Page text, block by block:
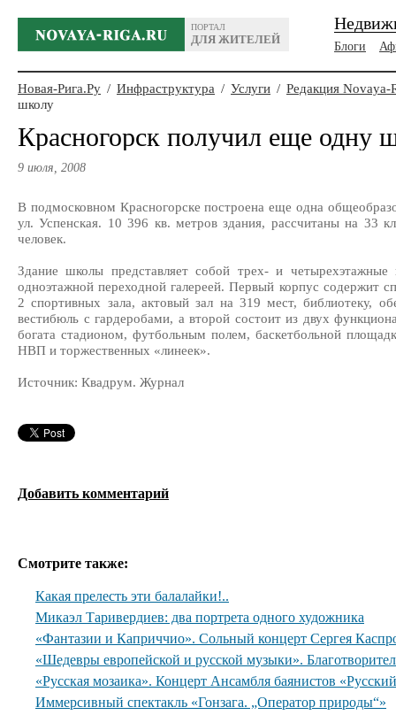
ПОРТАЛ
ДЛЯ ЖИТЕЛЕЙ
Блоги
Новая-Рига.Ру / Инфраструктура / Услуги / Редакция Novaya-
школу
Красногорск получил еще одну
9 июля, 2008
В подмосковном Красногорске построена еще одна
ул. Успенская. 10 396 кв. метров здания, рассчитаны на 33
человек.
Здание школы представляет собой трех- и четырехэтажные
одноэтажной переходной галереей. Первый корпус содержит
2 спортивных зала, актовый зал на 319 мест, библиотеку,
вестибюль с гардеробами, а второй состоит из двух
богата стадионом, футбольным полем, баскетбольной
НВП и торжественных «линеек».
Источник: Квадрум. Журнал
Добавить комментарий
Смотрите также:
Какая прелесть эти балалайки!..
Микаэл Таривердиев: два портрета одного художника
«Фантазии и Каприччио». Сольный концерт Сергея
«Шедевры европейской и русской музыки».
«Русская мозаика». Концерт Ансамбля баянистов
Иммерсивный спектакль «Гонзага. „Оператор природы“»